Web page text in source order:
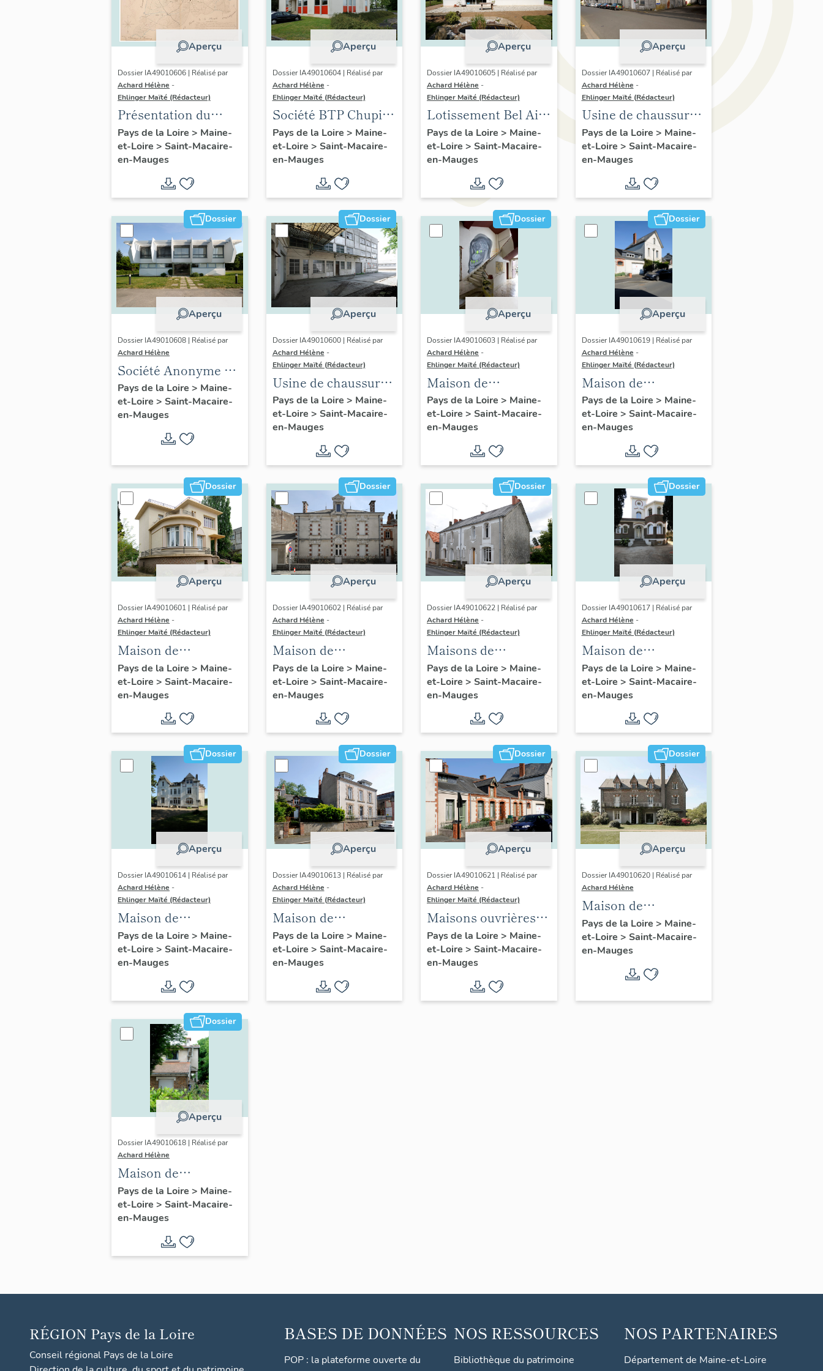
Aperçu
Dossier IA49010606 | Réalisé par
Achard Hélène -
Ehlinger Maïté (Rédacteur)
Présentation du
patrimoine
industriel de la
commune de Saint-
Macaire-en-Mauges
Pays de la Loire > Maine-
et-Loire > Saint-Macaire-
en-Mauges
Aperçu
Dossier IA49010604 | Réalisé par
Achard Hélène -
Ehlinger Maïté (Rédacteur)
Société BTP Chupin-
Vigneron, 94 rue
Choletaise, Saint-
Macaire-en-Mauges
Pays de la Loire > Maine-
et-Loire > Saint-Macaire-
en-Mauges
Aperçu
Dossier IA49010605 | Réalisé par
Achard Hélène -
Ehlinger Maïté (Rédacteur)
Lotissement Bel Air,
1 à 10. allée Bel-Air
Pays de la Loire > Maine-
et-Loire > Saint-Macaire-
en-Mauges
Aperçu
Dossier IA49010607 | Réalisé par
Achard Hélène -
Ehlinger Maïté (Rédacteur)
Usine de chaussures
Pasquier, 4 rue
Pasteur, Saint-
Macaire-en-Mauges
Pays de la Loire > Maine-
et-Loire > Saint-Macaire-
en-Mauges
Dossier
Aperçu
Dossier IA49010608 | Réalisé par
Achard Hélène
Société Anonyme de
Chaussures
Pays de la Loire > Maine-
et-Loire > Saint-Macaire-
en-Mauges
Dossier
Aperçu
Dossier IA49010600 | Réalisé par
Achard Hélène -
Ehlinger Maïté (Rédacteur)
Usine de chaussures
Repussard-Chupin,
22 rue d'Anjou
Pays de la Loire > Maine-
et-Loire > Saint-Macaire-
en-Mauges
Dossier
Aperçu
Dossier IA49010603 | Réalisé par
Achard Hélène -
Ehlinger Maïté (Rédacteur)
Maison de
l'industriel Georges
Chupin, 16 rue d'
Anjou, Saint-
Macaire-en-Mauges
Pays de la Loire > Maine-
et-Loire > Saint-Macaire-
en-Mauges
Dossier
Aperçu
Dossier IA49010619 | Réalisé par
Achard Hélène -
Ehlinger Maïté (Rédacteur)
Maison de
l'industriel René
Viau, 16 rue Jeanne-
d'Arc, Saint-Macaire-
en-Mauges
Pays de la Loire > Maine-
et-Loire > Saint-Macaire-
en-Mauges
Dossier
Aperçu
Dossier IA49010601 | Réalisé par
Achard Hélène -
Ehlinger Maïté (Rédacteur)
Maison de
l'industriel Auguste
Repussard, 24 rue d'
Anjou, Saint-
Macaire-en-Mauges
Pays de la Loire > Maine-
et-Loire > Saint-Macaire-
en-Mauges
Dossier
Aperçu
Dossier IA49010602 | Réalisé par
Achard Hélène -
Ehlinger Maïté (Rédacteur)
Maison de
l'industriel Yves
Repussard,20 rue d'
Anjou, Saint-
Macaire-en-Mauges
Pays de la Loire > Maine-
et-Loire > Saint-Macaire-
en-Mauges
Dossier
Aperçu
Dossier IA49010622 | Réalisé par
Achard Hélène -
Ehlinger Maïté (Rédacteur)
Maisons de
contremaîtres de la
Société Anonyme de
Chaussures, 23, 25
rue Montmartre,
Saint-Macaire-en-
Mauges
Pays de la Loire > Maine-
et-Loire > Saint-Macaire-
en-Mauges
Dossier
Aperçu
Dossier IA49010617 | Réalisé par
Achard Hélène -
Ehlinger Maïté (Rédacteur)
Maison de
l'industriel Eugène
Hy, 43 rue de Vendée
Pays de la Loire > Maine-
et-Loire > Saint-Macaire-
en-Mauges
Dossier
Aperçu
Dossier IA49010614 | Réalisé par
Achard Hélène -
Ehlinger Maïté (Rédacteur)
Maison de
l'industriel Louis
Pasquier, 2 rue
Pasteur, Saint-
Macaire-en-Mauges
Pays de la Loire > Maine-
et-Loire > Saint-Macaire-
en-Mauges
Dossier
Aperçu
Dossier IA49010613 | Réalisé par
Achard Hélène -
Ehlinger Maïté (Rédacteur)
Maison de
l'industriel Jean
Pasquier, 9 rue
Jeanne-d'Arc, Saint-
Macaire-en-Mauges
Pays de la Loire > Maine-
et-Loire > Saint-Macaire-
en-Mauges
Dossier
Aperçu
Dossier IA49010621 | Réalisé par
Achard Hélène -
Ehlinger Maïté (Rédacteur)
Maisons ouvrières
de la Société
Anonyme de
Chaussures, Saint-
Macaire-en-Mauges
Pays de la Loire > Maine-
et-Loire > Saint-Macaire-
en-Mauges
Dossier
Aperçu
Dossier IA49010620 | Réalisé par
Achard Hélène
Maison de
l'industriel Georges
Mary, 14 rue
Espetven, Saint-
Macaire-en-Mauges
Pays de la Loire > Maine-
et-Loire > Saint-Macaire-
en-Mauges
Dossier
Aperçu
Dossier IA49010618 | Réalisé par
Achard Hélène
Maison de
l'industriel Louis
Huchon (fils)
Pays de la Loire > Maine-
et-Loire > Saint-Macaire-
en-Mauges
RÉGION Pays de la Loire
Conseil régional Pays de la Loire
BASES DE DONNÉES
POP : la plateforme ouverte du
NOS RESSOURCES
Bibliothèque du patrimoine
NOS PARTENAIRES
Département de Maine-et-Loire